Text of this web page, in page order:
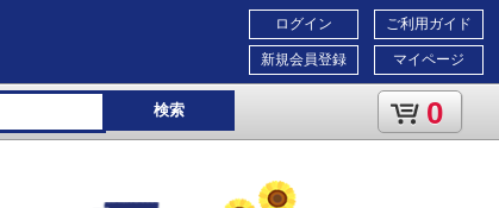
ご利用ガイド
マイページ
ログイン
新規会員登録
検索 0